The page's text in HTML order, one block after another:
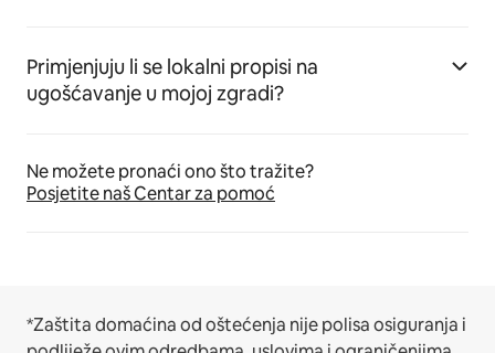
Primjenjuju li se lokalni propisi na
ugošćavanje u mojoj zgradi?
Ne možete pronaći ono što tražite?
Posjetite naš Centar za pomoć
*Zaštita domaćina od oštećenja nije polisa osiguranja i